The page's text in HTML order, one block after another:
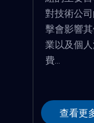
對技術公
擊會影響
業以及個
費...
查看更